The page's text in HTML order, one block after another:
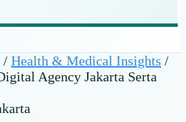
/ Health & Medical Insights /
Agency Jakarta Serta